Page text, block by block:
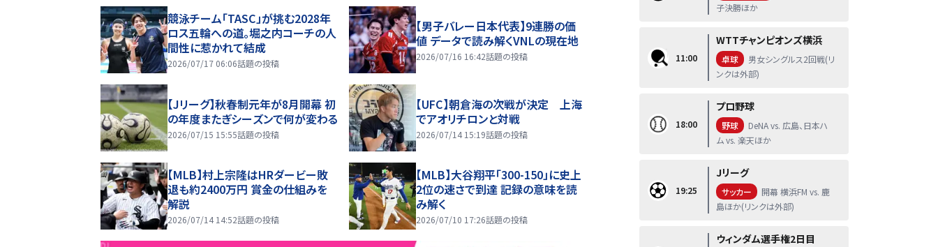
競泳チーム「TASC」が挑む2028年
ロス五輪への道。堀之内コーチの人
間性に惹かれて結成
2026/07/17 06:06話題の投稿
【男子バレー日本代表】9連勝の価
値 データで読み解くVNLの現在地
2026/07/16 16:42話題の投稿
【Jリーグ】秋春制元年が8月開幕 初
の年度またぎシーズンで何が変わる
2026/07/15 15:55話題の投稿
【UFC】朝倉海の次戦が決定 上海
でアオリチロンと対戦
2026/07/14 15:19話題の投稿
【MLB】村上宗隆はHRダービー敗
退も約2400万円 賞金の仕組みを
解説
2026/07/14 14:52話題の投稿
【MLB】大谷翔平「300-150」に史上
2位の速さで到達 記録の意味を読
み解く
2026/07/10 17:26話題の投稿
子決勝ほか
11:00
WTTチャンピオンズ横浜
卓球
男女シングルス2回戦(リ
ンクは外部)
18:00
プロ野球
野球
DeNA vs. 広島、日本ハ
ム vs. 楽天ほか
19:25
Jリーグ
サッカー
開幕 横浜FM vs. 鹿
島ほか(リンクは外部)
ウィンダム選手権2日目